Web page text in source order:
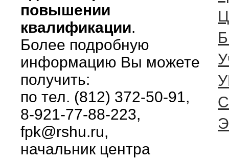
повышении
квалификации.
Более подробную
информацию Вы можете
получить:
по тел. (812) 372-50-91,
8-921-77-88-223,
fpk@rshu.ru,
начальник центра